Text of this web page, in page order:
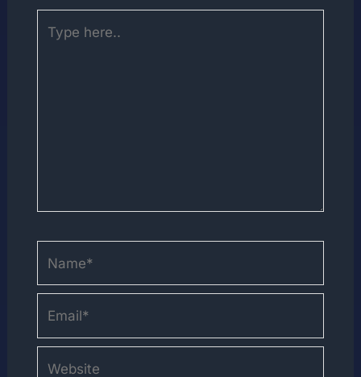
here..